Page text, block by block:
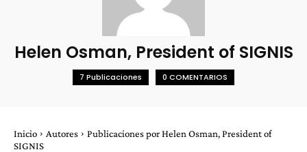
Helen Osman, President of SIGNIS
7 Publicaciones 0 COMENTARIOS
Inicio Autores
Publicaciones por Helen Osman, President of
SIGNIS